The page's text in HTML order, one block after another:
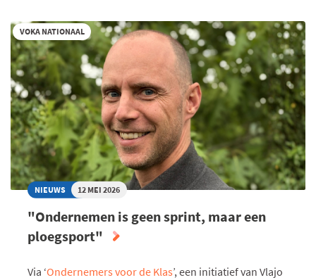
NIET
TE
WACHTEN
OM
TE
ONDERNEMEN”
VOKA NATIONAAL
NIEUWS 12 MEI 2026
"Ondernemen is geen sprint, maar een
ploegsport"
Via ‘Ondernemers voor de Klas’, een initiatief van Vlajo